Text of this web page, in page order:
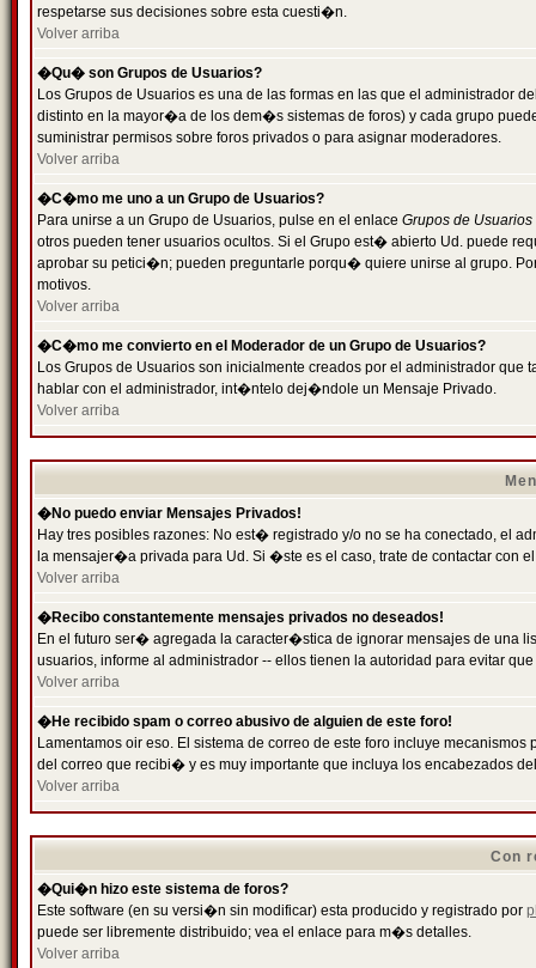
respetarse sus decisiones sobre esta cuesti�n.
Volver arriba
�Qu� son Grupos de Usuarios?
Los Grupos de Usuarios es una de las formas en las que el administrador
distinto en la mayor�a de los dem�s sistemas de foros) y cada grupo
suministrar permisos sobre foros privados o para asignar moderadores.
Volver arriba
�C�mo me uno a un Grupo de Usuarios?
Para unirse a un Grupo de Usuarios, pulse en el enlace Grupos de Usuarios
otros pueden tener usuarios ocultos. Si el Grupo est� abierto Ud. puede
aprobar su petici�n; pueden preguntarle porqu� quiere unirse al grupo.
motivos.
Volver arriba
�C�mo me convierto en el Moderador de un Grupo de Usuarios?
Los Grupos de Usuarios son inicialmente creados por el administrador
hablar con el administrador, int�ntelo dej�ndole un Mensaje Privado.
Volver arriba
�No puedo enviar Mensajes Privados!
Hay tres posibles razones: No est� registrado y/o no se ha conectado, el
la mensajer�a privada para Ud. Si �ste es el caso, trate de contactar con
Volver arriba
�Recibo constantemente mensajes privados no deseados!
En el futuro ser� agregada la caracter�stica de ignorar mensajes de una
usuarios, informe al administrador -- ellos tienen la autoridad para evitar
Volver arriba
�He recibido spam o correo abusivo de alguien de este foro!
Lamentamos oir eso. El sistema de correo de este foro incluye
del correo que recibi� y es muy importante que incluya los encabezados
Volver arriba
Con
�Qui�n hizo este sistema de foros?
Este software (en su versi�n sin modificar) esta producido y registrado por
puede ser libremente distribuido; vea el enlace para m�s detalles.
Volver arriba